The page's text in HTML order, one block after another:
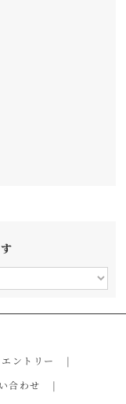
ントリー
合わせ